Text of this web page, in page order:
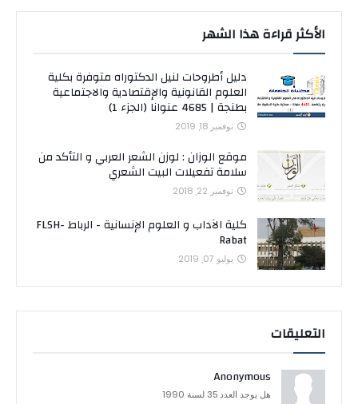
الأكثر قراءة هذا الشهر
دليل أطروحات لنيل الدكتوراه متوفرة بكلية
العلوم القانونية والإقتصادية والاجتماعية
بطنجة | 4685 عنوانا (الجزء 1)
نوفمبر 18, 2019
موقع الوزان : لوزن الشعر العربي و التأكد من
سلامة تفعيلات البيت الشعري
نوفمبر 22, 2018
كلية الآداب و العلوم الإنسانية - الرباط FLSH-
Rabat
يوليو 07, 2019
التعليقات
Anonymous
هل يوجد العدد 35 لسنة 1990